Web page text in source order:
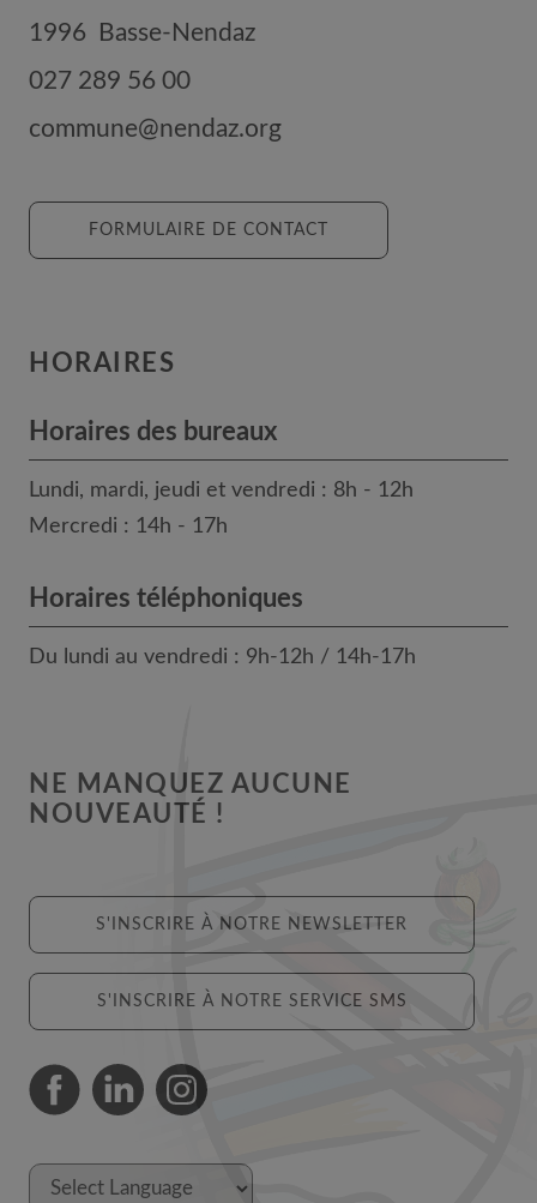
1996
Basse-Nendaz
027 289 56 00
commune@nendaz.org
FORMULAIRE DE CONTACT
HORAIRES
Horaires des bureaux
Lundi, mardi, jeudi et vendredi : 8h - 12h
Mercredi : 14h - 17h
Horaires téléphoniques
Du lundi au vendredi : 9h-12h / 14h-17h
NE MANQUEZ AUCUNE
NOUVEAUTÉ !
S'INSCRIRE À NOTRE NEWSLETTER
S'INSCRIRE À NOTRE SERVICE SMS